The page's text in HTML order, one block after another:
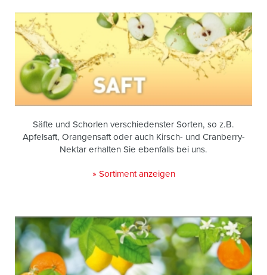
Säfte und Schorlen verschiedenster Sorten, so z.B.
Apfelsaft, Orangensaft oder auch Kirsch- und Cranberry-
Nektar erhalten Sie ebenfalls bei uns.
» Sortiment anzeigen